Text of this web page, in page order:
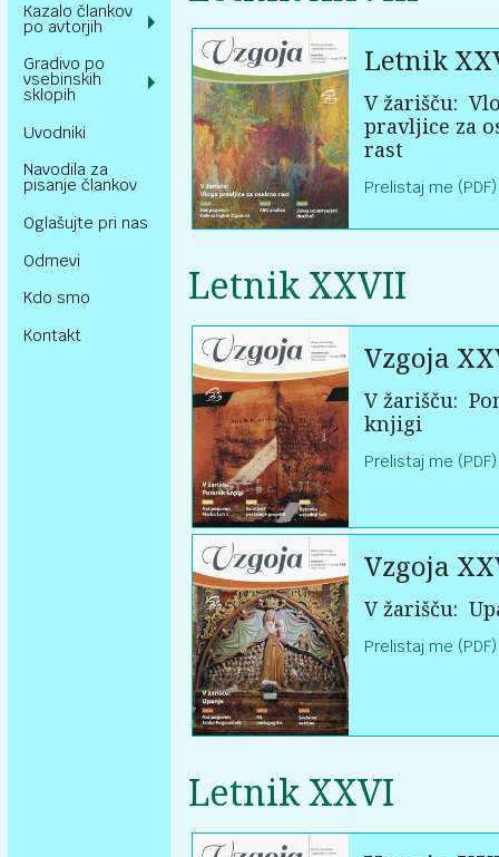
Kazalo člankov
po avtorjih
Gradivo po
vsebinskih
sklopih
Uvodniki
Navodila za
pisanje člankov
Oglašujte pri nas
Odmevi
Kdo smo
Kontakt
Letnik
V žarišču:
pravljice za
rast
Prelistaj me (PDF)
Letnik XXVII
Vzgoja
V žarišču:
knjigi
Prelistaj me (PDF)
Vzgoja
V žarišču:
Prelistaj me (PDF)
Letnik XXVI